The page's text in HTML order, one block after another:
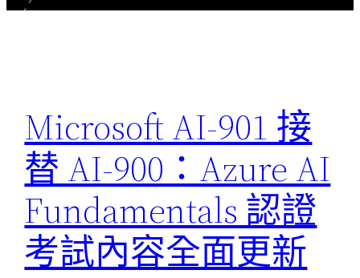
Microsoft AI-901 接
替 AI-900：Azure AI
Fundamentals 認證
考試內容全面更新